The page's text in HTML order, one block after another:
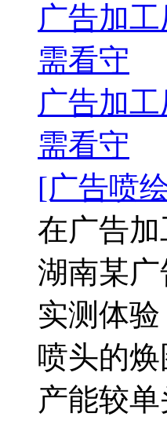
广告加
需看守
广告加
需看守
[广告喷
在广告
湖南某
实测体
喷头的
产能较